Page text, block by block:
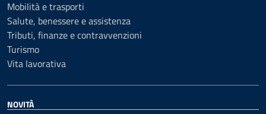
Mobilità e trasporti
Salute, benessere e assistenza
Tributi, finanze e contravvenzioni
Turismo
Vita lavorativa
NOVITÀ